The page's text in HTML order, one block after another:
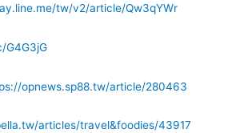
tw/v2/article/Qw3qYWr
G4G3jG
opnews.sp88.tw/article/280463
articles/travel&foodies/43917